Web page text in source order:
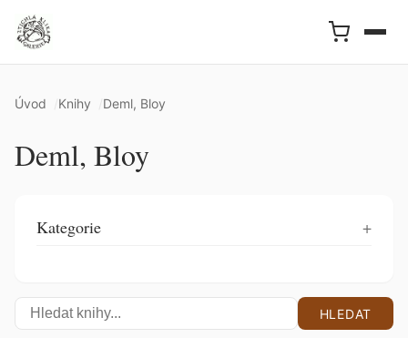
Úvod Knihy Deml, Bloy
Deml, Bloy
Kategorie
HLEDAT